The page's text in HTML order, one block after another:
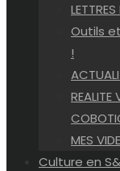
LETTRES
Outils
!
MES
Culture en